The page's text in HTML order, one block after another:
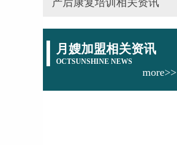
产后康复培训相关资讯
月嫂加盟相关资讯
OCTSUNSHINE NEWS
more>>